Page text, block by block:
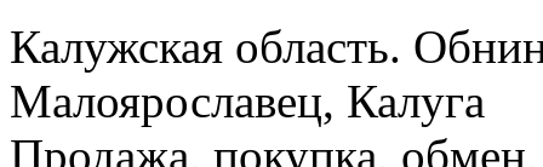
Калужская область.
Малоярославец, Калуга
Продажа, покупка, обмен,